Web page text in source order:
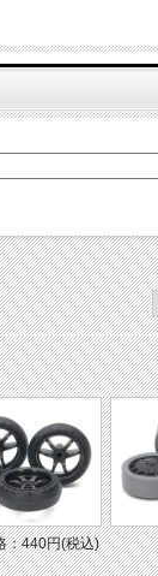
：440円(税込)